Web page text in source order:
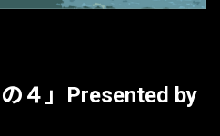
の４」Presented by